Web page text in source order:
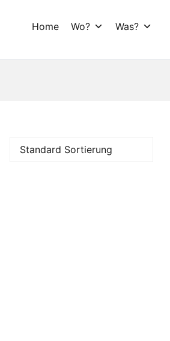
Home Wo? Was?